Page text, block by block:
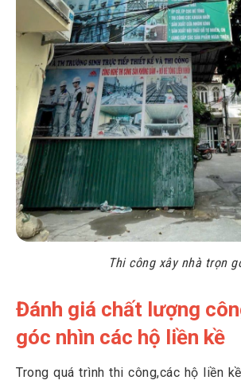
Thi công xây nhà trọn
Đánh giá chất lượng
góc nhìn các hộ liền kề
Trong quá trình thi công,các hộ liền